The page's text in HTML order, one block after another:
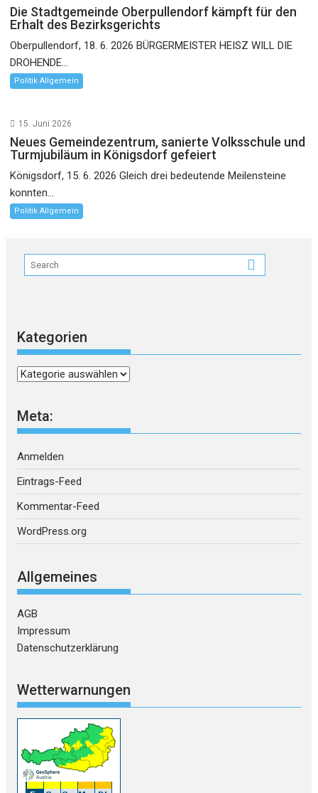
Die Stadtgemeinde Oberpullendorf kämpft für den
Erhalt des Bezirksgerichts
Oberpullendorf, 18. 6. 2026 BÜRGERMEISTER HEISZ WILL DIE
DROHENDE...
Politik Allgemein
15. Juni 2026
Neues Gemeindezentrum, sanierte Volksschule und
Turmjubiläum in Königsdorf gefeiert
Königsdorf, 15. 6. 2026 Gleich drei bedeutende Meilensteine
konnten...
Politik Allgemein
Kategorien
Kategorien
Meta:
Anmelden
Eintrags-Feed
Kommentar-Feed
WordPress.org
Allgemeines
AGB
Impressum
Datenschutzerklärung
Wetterwarnungen